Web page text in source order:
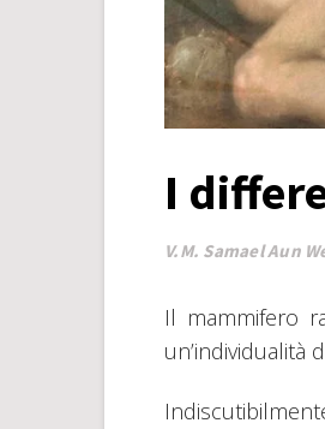
I
V.M. Samael Aun
Il mammifero
un’individualità